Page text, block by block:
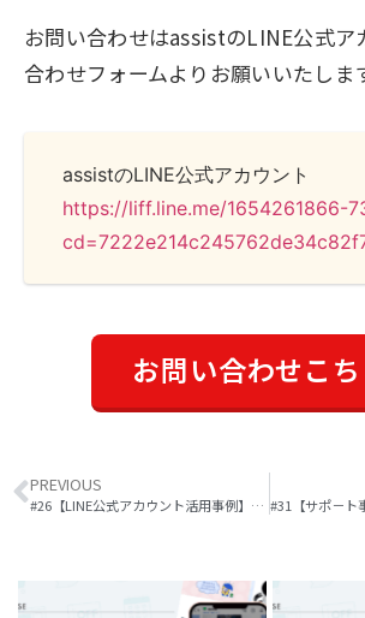
お問い合わせはassistのLINE公式ア
合わせフォームよりお願いいたしま
assistのLINE公式アカウント
https://liff.line.me/1654261866-
お問い合わせこ
PREVIOUS
#26【LINE公式アカウント活用事例】友だち追加経路でセグメント配信が可能に